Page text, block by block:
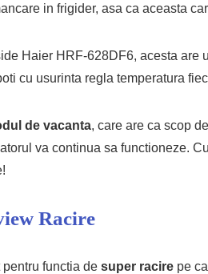
in frigider, asa ca aceasta
Haier HRF-628DF6, acesta are
cu usurinta regla temperatura
de vacanta, care are ca scop
va continua sa functioneze.
Racire
functia de super racire pe